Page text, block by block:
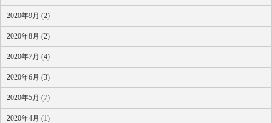
2020年9月 (2)
2020年8月 (2)
2020年7月 (4)
2020年6月 (3)
2020年5月 (7)
2020年4月 (1)